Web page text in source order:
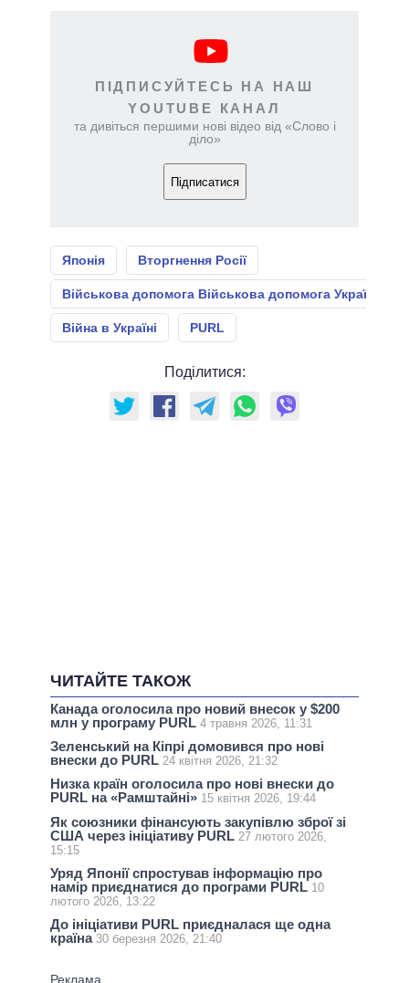
ПІДПИСУЙТЕСЬ НА НАШ
YOUTUBE КАНАЛ
та дивіться першими нові відео від «Слово і
діло»
Підписатися
Японія Вторгнення Росії
Військова допомога Військова допомога Україні
Війна в Україні PURL
Поділитися:
ЧИТАЙТЕ ТАКОЖ
Канада оголосила про новий внесок у $200
млн у програму PURL 4 травня 2026, 11:31
Зеленський на Кіпрі домовився про нові
внески до PURL 24 квітня 2026, 21:32
Низка країн оголосила про нові внески до
PURL на «Рамштайні» 15 квітня 2026, 19:44
Як союзники фінансують закупівлю зброї зі
США через ініціативу PURL 27 лютого 2026,
15:15
Уряд Японії спростував інформацію про
намір приєднатися до програми PURL 10
лютого 2026, 13:22
До ініціативи PURL приєдналася ще одна
країна 30 березня 2026, 21:40